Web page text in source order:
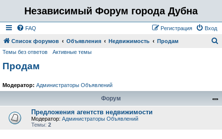
Независимый Форум города Дубна
FAQ Вход
Регистрация
Список форумов Объявления Недвижимость Продам
Темы без ответов Активные темы
Продам
Модератор: Администраторы Объявлений
Форум
Предложения агентств недвижимости
Модератор: Администраторы Объявлений
Темы: 2